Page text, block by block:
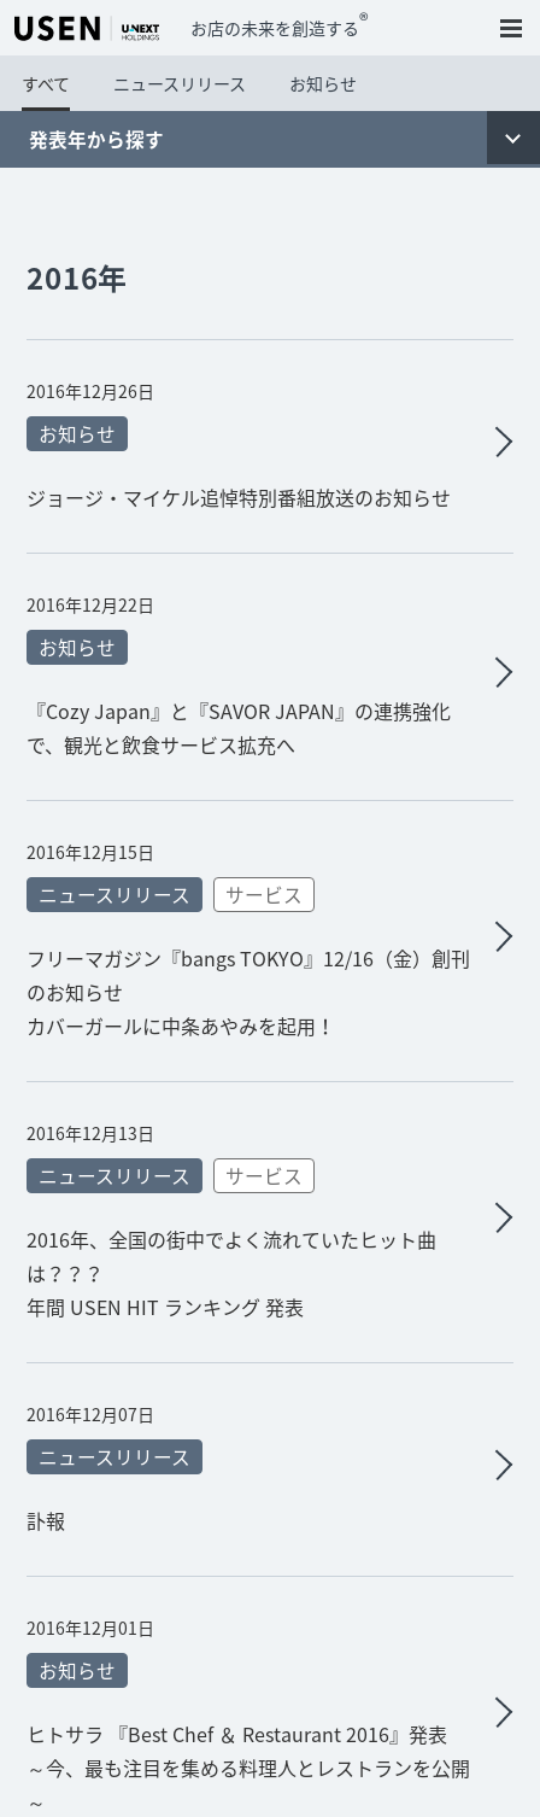
お店の未来を創造する®
すべて ニュースリリース お知らせ
発表年から探す
2016年
2016年12月26日
お知らせ
ジョージ・マイケル追悼特別番組放送のお知らせ
2016年12月22日
お知らせ
『Cozy Japan』と『SAVOR JAPAN』の連携強化
で、観光と飲食サービス拡充へ
2016年12月15日
ニュースリリース サービス
フリーマガジン『bangs TOKYO』12/16（金）創刊
のお知らせ
カバーガールに中条あやみを起用！
2016年12月13日
ニュースリリース サービス
2016年、全国の街中でよく流れていたヒット曲
は？？？
年間 USEN HIT ランキング 発表
2016年12月07日
ニュースリリース
訃報
2016年12月01日
お知らせ
ヒトサラ 『Best Chef ＆ Restaurant 2016』発表
～今、最も注目を集める料理人とレストランを公開
～